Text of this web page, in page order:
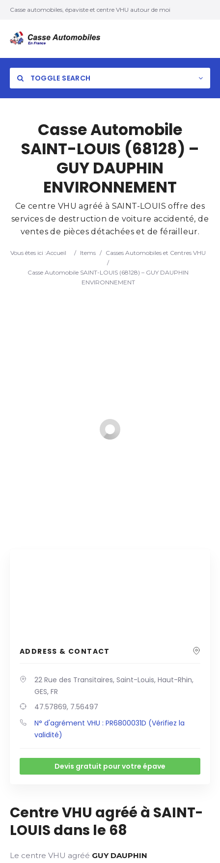
Casse automobiles, épaviste et centre VHU autour de moi
TOGGLE SEARCH
Search
Casse Automobile
SAINT-LOUIS (68128) –
GUY DAUPHIN
ENVIRONNEMENT
Ce centre VHU agréé à SAINT-LOUIS offre des
services de destruction de voiture accidenté, de
ventes de pièces détachées et de férailleur.
Vous êtes ici :Accueil / Items / Casses Automobiles et Centres VHU
/
Casse Automobile SAINT-LOUIS (68128) – GUY DAUPHIN
ENVIRONNEMENT
ADDRESS & CONTACT
22 Rue des Transitaires, Saint-Louis, Haut-Rhin,
GES, FR
47.57869, 7.56497
N° d'agrément VHU : PR6800031D (Vérifiez la
validité)
Devis gratuit pour votre épave
Centre VHU agréé à SAINT-
LOUIS dans le 68
Le centre VHU agréé GUY DAUPHIN